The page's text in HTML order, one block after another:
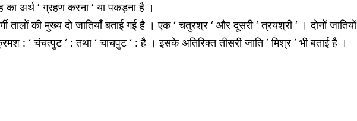
का अर्थ ‘ ग्रहण करना ‘ या पकड़ना है ।
तालों की मुख्य दो जातियाँ बताई गई है । एक ‘ चतुरश्र ‘ और दूसरी ‘ त्रयश्री ‘ । दोनों जातियों
: ‘ चंचत्पुट ‘ : तथा ‘ चाचपुट ‘ : है । इसके अतिरिक्त तीसरी जाति ‘ मिश्र ‘ भी बताई है ।